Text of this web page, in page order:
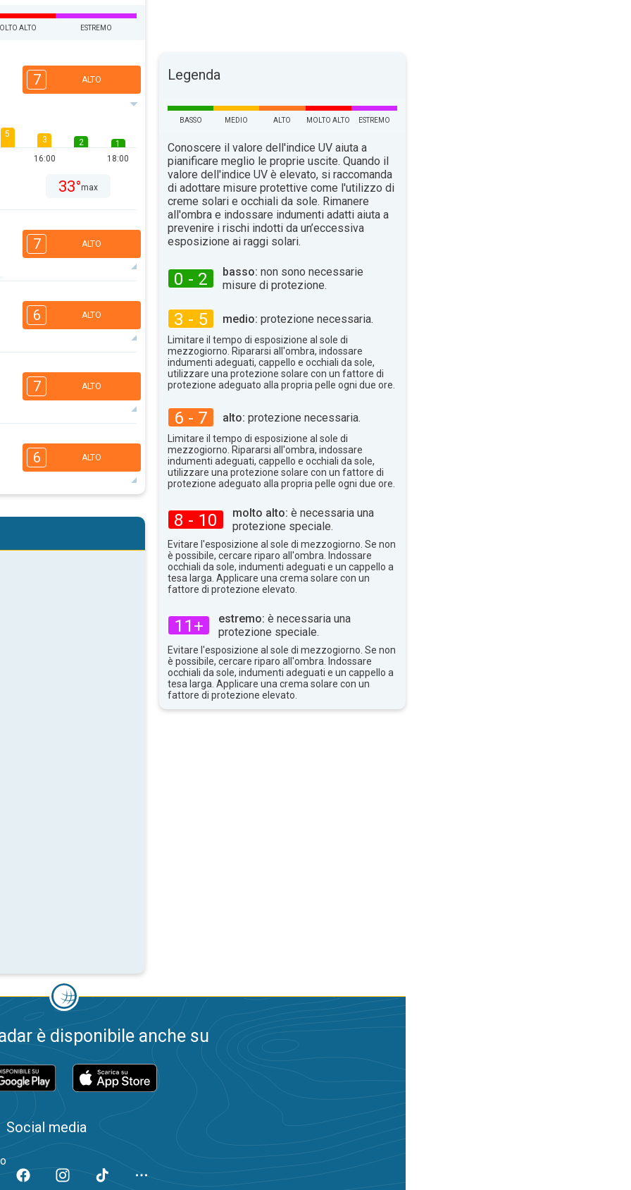
ALTO ESTREMO
7 ALTO
5
3
16:00
2
1
18:00
33°max
7 ALTO
3
16:00
36°max
6 ALTO
3
16:00
37°
7 ALTO
3
16:00
30°max
6 ALTO
3
2
1
Legenda
BASSO MEDIO ALTO MOLTO ALTO ESTREMO
Conoscere il valore dell'indice UV aiuta a
pianificare meglio le proprie uscite. Quando il
valore dell'indice UV è elevato, si raccomanda
di adottare misure protettive come l'utilizzo di
creme solari e occhiali da sole. Rimanere
all'ombra e indossare indumenti adatti aiuta a
prevenire i rischi indotti da un’eccessiva
esposizione ai raggi solari.
0 - 2 basso: non sono necessarie
misure di protezione.
3 - 5 medio: protezione necessaria.
Limitare il tempo di esposizione al sole di
mezzogiorno. Ripararsi all'ombra, indossare
indumenti adeguati, cappello e occhiali da sole,
utilizzare una protezione solare con un fattore di
protezione adeguato alla propria pelle ogni due ore.
6 - 7 alto: protezione necessaria.
Limitare il tempo di esposizione al sole di
mezzogiorno. Ripararsi all'ombra, indossare
indumenti adeguati, cappello e occhiali da sole,
utilizzare una protezione solare con un fattore di
protezione adeguato alla propria pelle ogni due ore.
8 - 10 molto alto: è necessaria una
protezione speciale.
Evitare l'esposizione al sole di mezzogiorno. Se non
è possibile, cercare riparo all'ombra. Indossare
occhiali da sole, indumenti adeguati e un cappello a
tesa larga. Applicare una crema solare con un
fattore di protezione elevato.
11+ estremo: è necessaria una
protezione speciale.
Evitare l'esposizione al sole di mezzogiorno. Se non
è possibile, cercare riparo all'ombra. Indossare
occhiali da sole, indumenti adeguati e un cappello a
tesa larga. Applicare una crema solare con un
fattore di protezione elevato.
è disponibile anche su
Social media